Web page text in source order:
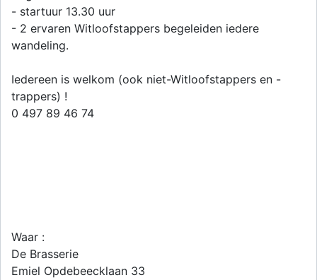
- startuur 13.30 uur
- 2 ervaren Witloofstappers begeleiden iedere
wandeling.
Iedereen is welkom (ook niet-Witloofstappers en -
trappers) !
0 497 89 46 74
Waar :
De Brasserie
Emiel Opdebeecklaan 33